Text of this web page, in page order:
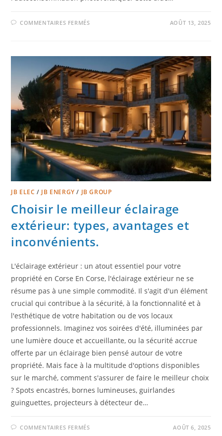
COMMENTAIRES FERMÉS AOÛT 13, 2025
JB ELEC / JB ENERGY / JB GROUP
Choisir le meilleur éclairage
extérieur: types, avantages et
inconvénients.
L'éclairage extérieur : un atout essentiel pour votre
propriété en Corse En Corse, l'éclairage extérieur ne se
résume pas à une simple commodité. Il s'agit d'un élément
crucial qui contribue à la sécurité, à la fonctionnalité et à
l'esthétique de votre habitation ou de vos locaux
professionnels. Imaginez vos soirées d'été, illuminées par
une lumière douce et accueillante, ou la sécurité accrue
offerte par un éclairage bien pensé autour de votre
propriété. Mais face à la multitude d'options disponibles
sur le marché, comment s'assurer de faire le meilleur choix
? Spots encastrés, bornes lumineuses, guirlandes
guinguettes, projecteurs à détecteur de…
COMMENTAIRES FERMÉS AOÛT 6, 2025